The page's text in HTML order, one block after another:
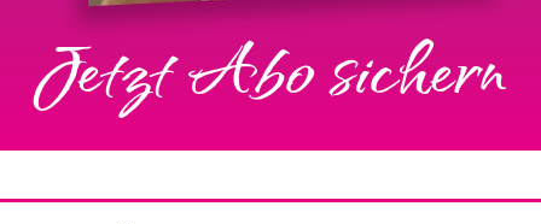
Jetzt Abo sichern